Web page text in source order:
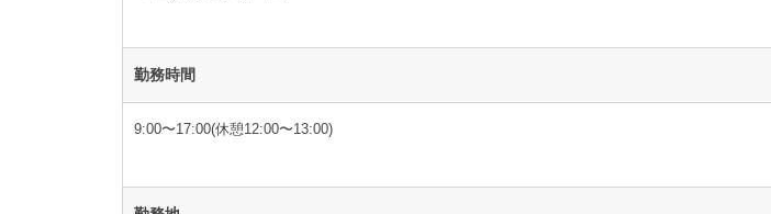
勤務時間
9:00〜17:00(休憩12:00〜13:00)